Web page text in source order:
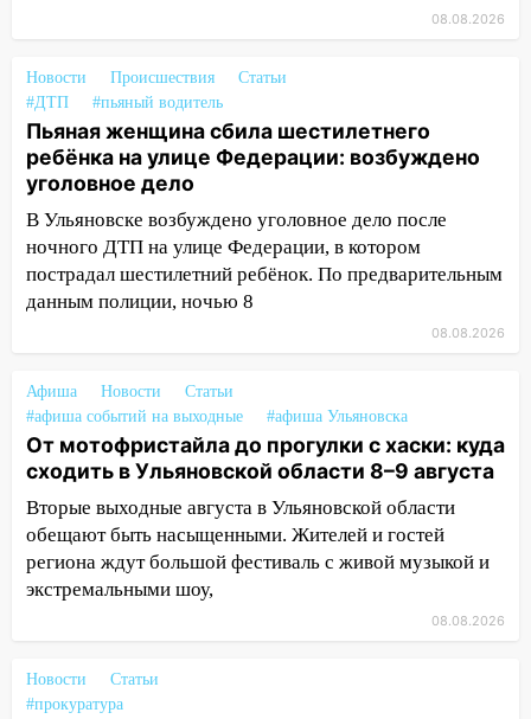
надвигается сильнейшая непогода: град
и шквал до 27 м/с
12:31 Ульяновец хотел купить иномарку
из Европы и потерял 760 тысяч рублей
12:20 В Чердаклинском районе
столкнулись «Лада» и Chevrolet:
пострадал 14-летний подросток
12:00 Где есть бензин в Ульяновске 7
11:50
Заснул рядом с ребёнком и
случайно задушил его: суд вынес
приговор
11:38 В Ленинском районе пожар
полностью уничтожил дачный дом и
сарай
11:38 В Госдуме предложили отменить
ЕГЭ с 2027 года
нарушителей на контейнерных
площадках
08.08.2026
Новости Происшествия
Статьи
#ДТП
#пьяный водитель
Пьяная женщина сбила шестилетнего
ребёнка на улице Федерации: возбуждено
уголовное дело
В Ульяновске возбуждено уголовное дело после
ночного ДТП на улице Федерации, в котором
пострадал шестилетний ребёнок. По предварительным
данным полиции, ночью 8
08.08.2026
Афиша Новости
Статьи
#афиша событий на выходные
#афиша Ульяновска
От мотофристайла до прогулки с хаски: куда
сходить в Ульяновской области 8–9 августа
Вторые выходные августа в Ульяновской области
обещают быть насыщенными. Жителей и гостей
региона ждут большой фестиваль с живой музыкой и
экстремальными шоу,
08.08.2026
Новости
Статьи
#прокуратура